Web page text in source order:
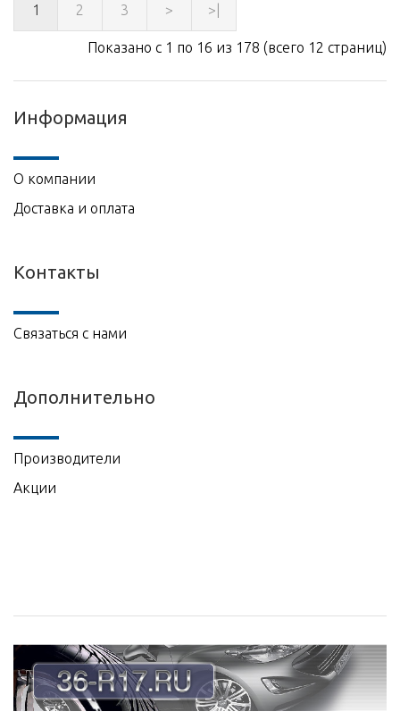
1 2 3 > >|
Показано с 1 по 16 из 178 (всего 12 страниц)
Информация
О компании
Доставка и оплата
Контакты
Связаться с нами
Дополнительно
Производители
Акции